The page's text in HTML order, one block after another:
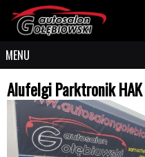
MENU
Alufelgi Parktronik